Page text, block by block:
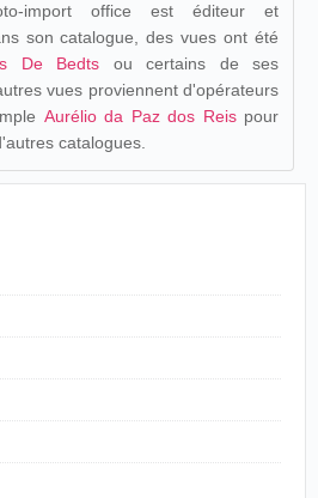
import office est éditeur et
son catalogue, des vues ont été
De Bedts ou certains de ses
vues proviennent d'opérateurs
Aurélio da Paz dos Reispour
catalogues.